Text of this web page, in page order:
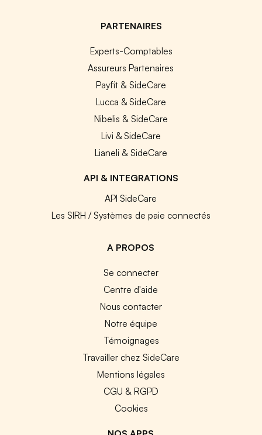
PARTENAIRES
Experts-Comptables
Assureurs Partenaires
Payfit & SideCare
Lucca & SideCare
Nibelis & SideCare
Livi & SideCare
Lianeli & SideCare
API & INTEGRATIONS
API SideCare
Les SIRH / Systèmes de paie connectés
A PROPOS
Se connecter
Centre d'aide
Nous contacter
Notre équipe
Témoignages
Travailler chez SideCare
Mentions légales
CGU & RGPD
Cookies